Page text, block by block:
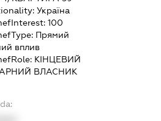
Україна
100
Прямий
вплив
КІНЦЕВИЙ
ВЛАСНИК